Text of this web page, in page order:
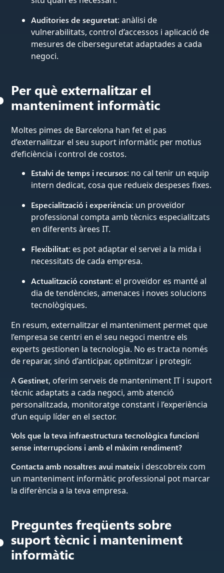
Auditories de seguretat: anàlisi de
vulnerabilitats, control d’accessos i aplicació de
mesures de ciberseguretat adaptades a cada
negoci.
Per què externalitzar el
manteniment informàtic
Moltes pimes de Barcelona han fet el pas
d’externalitzar el seu suport informàtic per motius
d’eficiència i control de costos.
Estalvi de temps i recursos: no cal tenir un equip
intern dedicat, cosa que redueix despeses fixes.
Especialització i experiència: un proveïdor
professional compta amb tècnics especialitzats
en diferents àrees IT.
Flexibilitat: es pot adaptar el servei a la mida i
necessitats de cada empresa.
Actualització constant: el proveïdor es manté al
dia de tendències, amenaces i noves solucions
tecnològiques.
En resum, externalitzar el manteniment permet que
l’empresa se centri en el seu negoci mentre els
experts gestionen la tecnologia. No es tracta només
de reparar, sinó d’anticipar, optimitzar i protegir.
AGestinet, oferim serveis de manteniment IT i suport
tècnic adaptats a cada negoci, amb atenció
personalitzada, monitoratge constant i l’experiència
d’un equip líder en el sector.
Vols que la teva infraestructura tecnològica funcioni
sense interrupcions i amb el màxim rendiment?
Contacta amb nosaltres avui mateix i descobreix com
un manteniment informàtic professional pot marcar
la diferència a la teva empresa.
Preguntes freqüents sobre
suport tècnic i manteniment
informàtic